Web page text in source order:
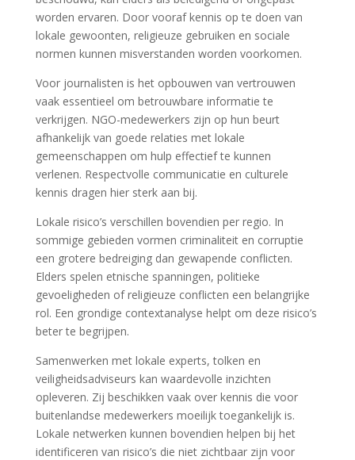
worden ervaren. Door vooraf kennis op te doen van
lokale gewoonten, religieuze gebruiken en sociale
normen kunnen misverstanden worden voorkomen.
Voor journalisten is het opbouwen van vertrouwen
vaak essentieel om betrouwbare informatie te
verkrijgen. NGO-medewerkers zijn op hun beurt
afhankelijk van goede relaties met lokale
gemeenschappen om hulp effectief te kunnen
verlenen. Respectvolle communicatie en culturele
kennis dragen hier sterk aan bij.
Lokale risico’s verschillen bovendien per regio. In
sommige gebieden vormen criminaliteit en corruptie
een grotere bedreiging dan gewapende conflicten.
Elders spelen etnische spanningen, politieke
gevoeligheden of religieuze conflicten een belangrijke
rol. Een grondige contextanalyse helpt om deze risico’s
beter te begrijpen.
Samenwerken met lokale experts, tolken en
veiligheidsadviseurs kan waardevolle inzichten
opleveren. Zij beschikken vaak over kennis die voor
buitenlandse medewerkers moeilijk toegankelijk is.
Lokale netwerken kunnen bovendien helpen bij het
identificeren van risico’s die niet zichtbaar zijn voor